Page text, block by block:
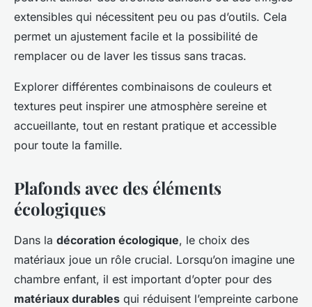
extensibles qui nécessitent peu ou pas d’outils. Cela
permet un ajustement facile et la possibilité de
remplacer ou de laver les tissus sans tracas.
Explorer différentes combinaisons de couleurs et
textures peut inspirer une atmosphère sereine et
accueillante, tout en restant pratique et accessible
pour toute la famille.
Plafonds avec des éléments
écologiques
Dans la décoration écologique, le choix des
matériaux joue un rôle crucial. Lorsqu’on imagine une
chambre enfant, il est important d’opter pour des
matériaux durables qui réduisent l’empreinte carbone